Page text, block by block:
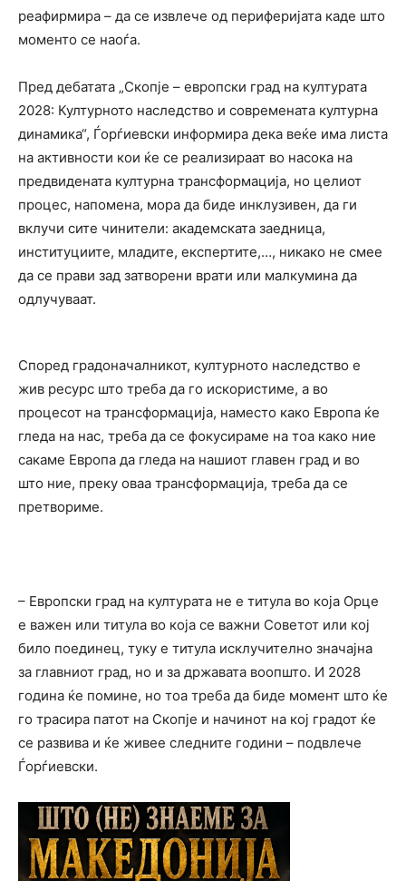
реафирмира – да се извлече од периферијата каде што
моменто се наоѓа.
Пред дебатата „Скопје – европски град на културата
2028: Културното наследство и современата културна
динамика“, Ѓорѓиевски информира дека веќе има листа
на активности кои ќе се реализираат во насока на
предвидената културна трансформација, но целиот
процес, напомена, мора да биде инклузивен, да ги
вклучи сите чинители: академската заедница,
институциите, младите, експертите,…, никако не смее
да се прави зад затворени врати или малкумина да
одлучуваат.
Според градоначалникот, културното наследство е
жив ресурс што треба да го искористиме, а во
процесот на трансформација, наместо како Европа ќе
гледа на нас, треба да се фокусираме на тоа како ние
сакаме Европа да гледа на нашиот главен град и во
што ние, преку оваа трансформација, треба да се
претвориме.
– Европски град на културата не е титула во која Орце
е важен или титула во која се важни Советот или кој
било поединец, туку е титула исклучително значајна
за главниот град, но и за државата воопшто. И 2028
година ќе помине, но тоа треба да биде момент што ќе
го трасира патот на Скопје и начинот на кој градот ќе
се развива и ќе живее следните години – подвлече
Ѓорѓиевски.